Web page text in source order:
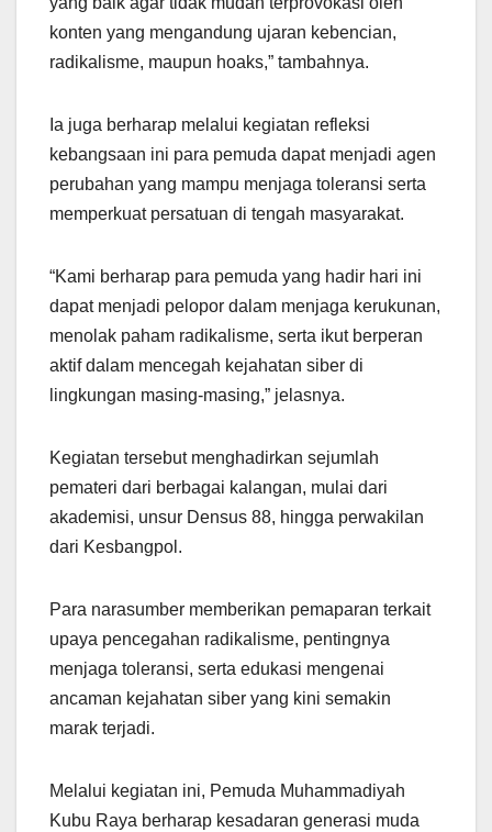
konten yang mengandung ujaran kebencian,
radikalisme, maupun hoaks,” tambahnya.
Ia juga berharap melalui kegiatan refleksi
kebangsaan ini para pemuda dapat menjadi agen
perubahan yang mampu menjaga toleransi serta
memperkuat persatuan di tengah masyarakat.
“Kami berharap para pemuda yang hadir hari ini
dapat menjadi pelopor dalam menjaga kerukunan,
menolak paham radikalisme, serta ikut berperan
aktif dalam mencegah kejahatan siber di
lingkungan masing-masing,” jelasnya.
Kegiatan tersebut menghadirkan sejumlah
pemateri dari berbagai kalangan, mulai dari
akademisi, unsur Densus 88, hingga perwakilan
dari Kesbangpol.
Para narasumber memberikan pemaparan terkait
upaya pencegahan radikalisme, pentingnya
menjaga toleransi, serta edukasi mengenai
ancaman kejahatan siber yang kini semakin
marak terjadi.
Melalui kegiatan ini, Pemuda Muhammadiyah
Kubu Raya berharap kesadaran generasi muda